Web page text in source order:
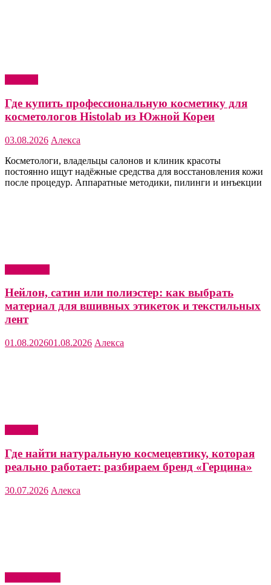
Где купить профессиональную косметику для
косметологов Histolab из Южной Кореи
03.08.2026 Алекса
Косметологи, владельцы салонов и клиник красоты
постоянно ищут надёжные средства для восстановления кожи
после процедур. Аппаратные методики, пилинги и инъекции
Нейлон, сатин или полиэстер: как выбрать
материал для вшивных этикеток и текстильных
лент
01.08.202601.08.2026 Алекса
Где найти натуральную космецевтику, которая
реально работает: разбираем бренд «Герцина»
30.07.2026 Алекса